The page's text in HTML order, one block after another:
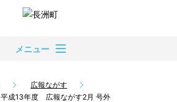
メニュー
広報ながす
平成13年度 広報ながす2月 号外